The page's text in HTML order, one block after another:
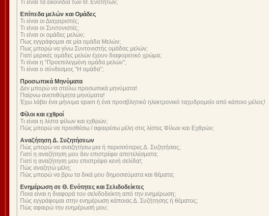
Τι είναι τα εικονίδια των Θ. Ενοτήτων;
Επίπεδα μελών και Ομάδες
Τι είναι οι Διαχειριστές;
Τι είναι οι Συντονιστές;
Τι είναι οι ομάδες μελών;
Πως εγγράφομαι σε μία ομάδα Μελών;
Πως μπορώ να γίνω Συντονιστής ομάδας μελών;
Γιατί μερικές ομάδες μελών έχουν διαφορετικό χρώμα;
Τι είναι η “Προεπιλεγμένη ομάδα μελών”;
Τι είναι ο σύνδεσμος "Η ομάδα”;
Προσωπικά Μηνύματα
Δεν μπορώ να στείλω προσωπικά μηνύματα!
Παίρνω ανεπιθύμητα μηνύματα!
Έχω λάβει ένα μήνυμα spam ή ένα προσβλητικό ηλεκτρονικό ταχυδρομείο από κάποιο μέλος!
Φίλοι και εχθροί
Τι είναι η λίστα φίλων και εχθρών;
Πώς μπορώ να προσθέσω / αφαιρέσω μέλη στις λίστες Φίλων και Εχθρών;
Αναζήτηση Δ. Συζητήσεων
Πώς μπορώ να αναζητήσω μια ή περισσότερες Δ. Συζητήσεις;
Γιατί η αναζήτηση μου δεν επιστρέφει αποτελέσματα;
Γιατί η αναζήτηση μου επιστρέφει κενή σελίδα!;
Πώς αναζητώ μέλη;
Πώς μπορώ να βρω τα δικά μου δημοσιεύματα και θέματα;
Ενημέρωση σε Θ. Ενότητες και Σελιδοδείκτες
Ποια είναι η διαφορά του σελιδοδείκτη από την ενημέρωση;
Πώς εγγράφομαι στην ενημέρωση κάποιας Δ. Συζήτησης ή θέματος;
Πώς αφαιρώ την ενημέρωσή μου;